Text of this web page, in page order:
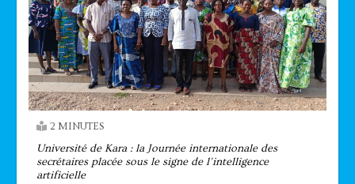
2 MINUTES
Université de Kara : la Journée internationale des
secrétaires placée sous le signe de l’intelligence
artificielle